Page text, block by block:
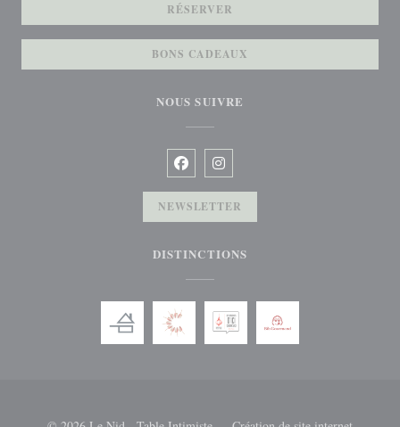
RÉSERVER
BONS CADEAUX
NOUS SUIVRE
Facebook ((ouvre une nouvelle
Instagram ((ouvre une nouvelle
NEWSLETTER
DISTINCTIONS